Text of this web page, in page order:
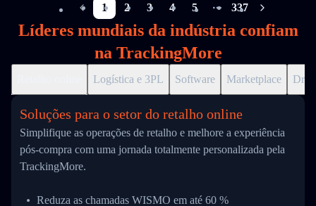
1 2 3 4 5
More pages
337
Líderes mundiais da indústria confiam
na TrackingMore
Logística e 3PL Software Marketplace
Soluções para o setor do retalho online
Simplifique as operações de retalho e melhore a experiência
pós-compra com uma jornada totalmente personalizada pela
TrackingMore.
Reduza as chamadas WISMO em até 60 %